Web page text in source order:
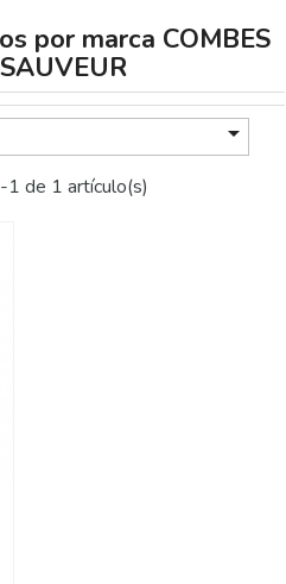
por marca COMBES

de 1 artículo(s)